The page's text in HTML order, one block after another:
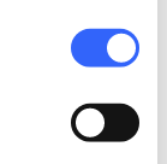
chevron_right